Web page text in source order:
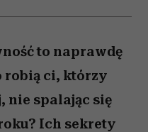
to naprawdę
robią ci, którzy
nie spalając się
Ich sekrety